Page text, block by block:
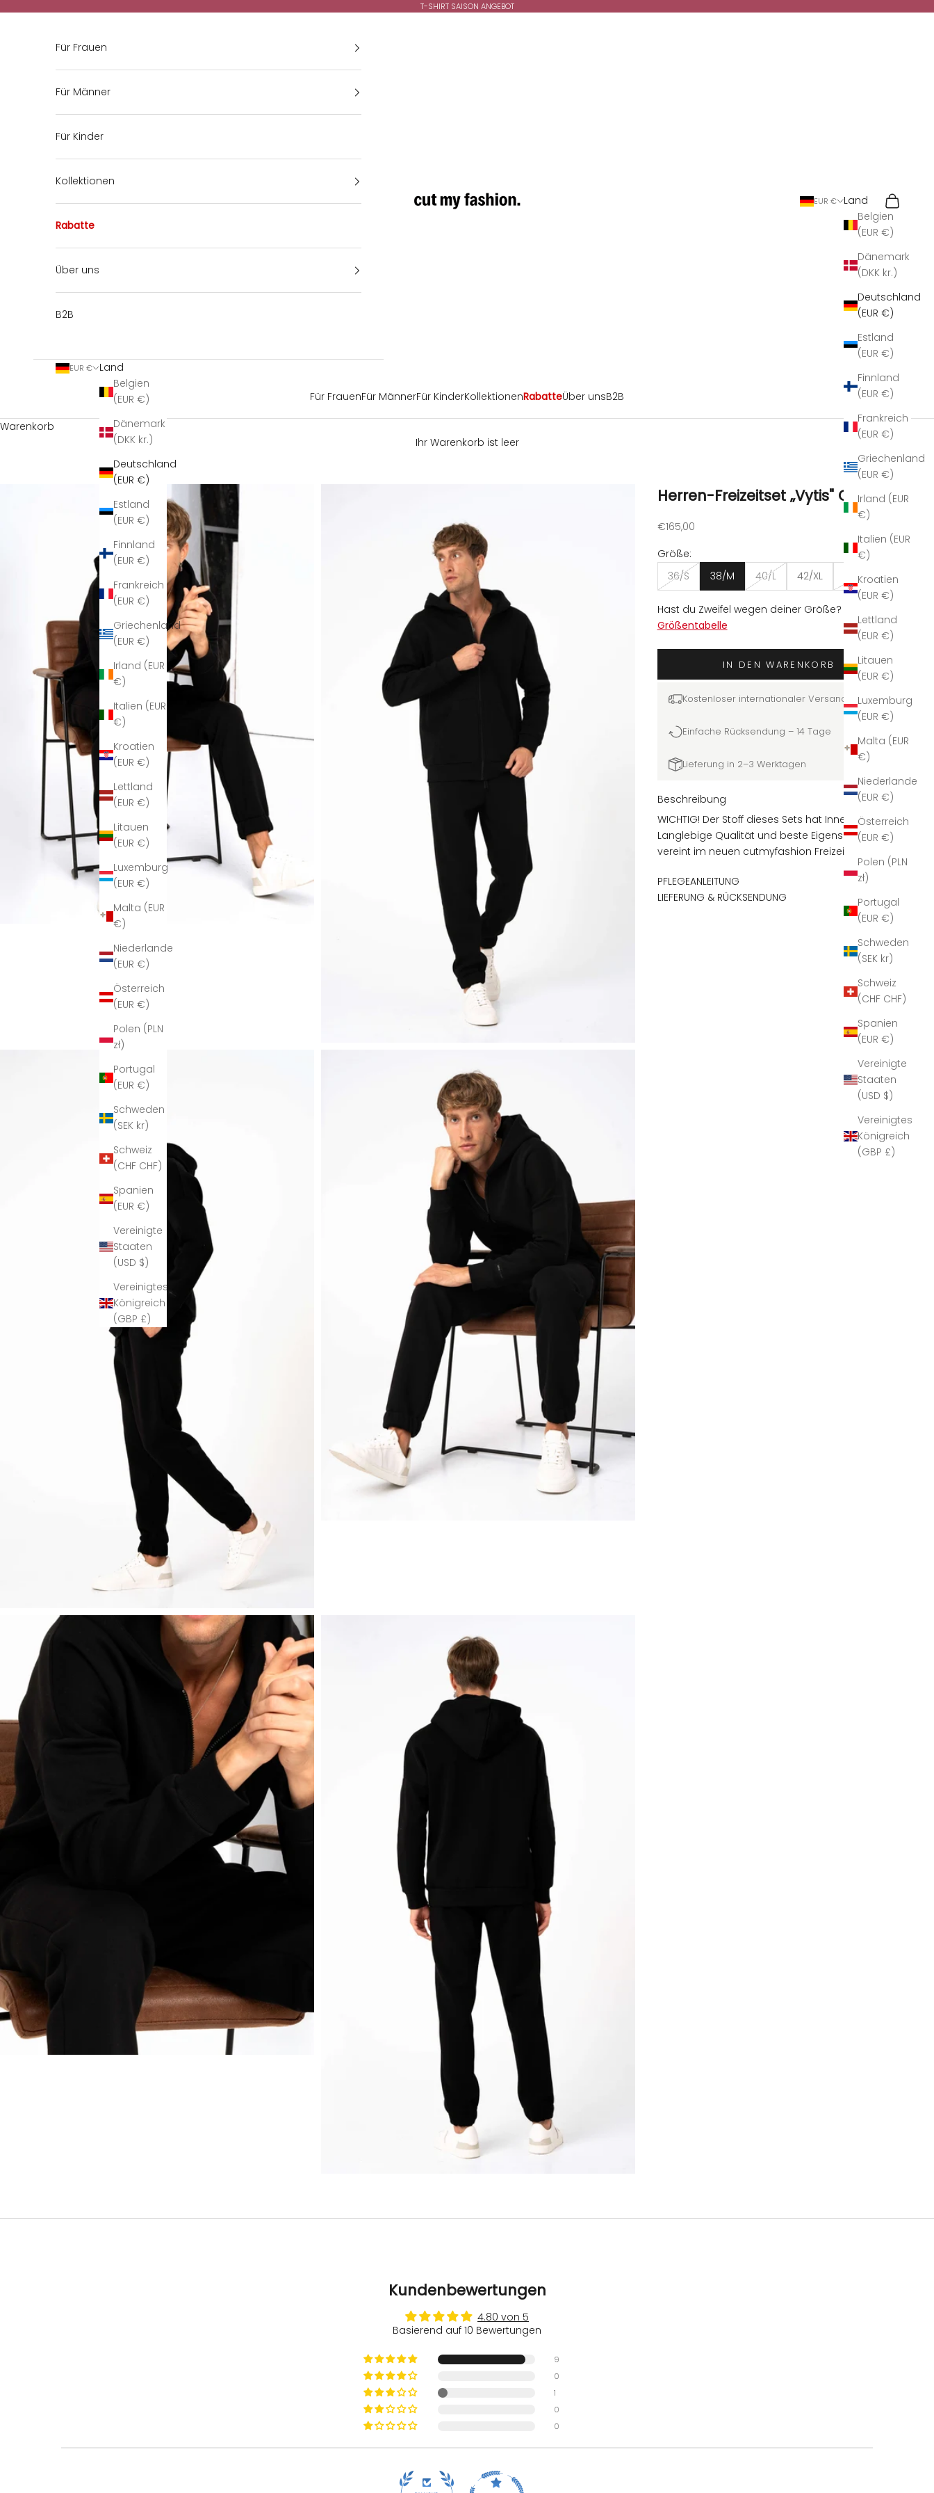
T-SHIRT SAISON ANGEBOT
cutmyfashion
Für FrauenFür MännerFür KinderKollektionenRabatteÜber unsB2B
EUR €
Land
Belgien
(EUR €)
Dänemark
(DKK kr.)
Deutschland
(EUR €)
Estland
(EUR €)
Finnland
(EUR €)
Frankreich
(EUR €)
Griechenland
(EUR €)
Irland (EUR
€)
Italien (EUR
€)
Kroatien
(EUR €)
Lettland
(EUR €)
Litauen
(EUR €)
Luxemburg
(EUR €)
Malta (EUR
€)
Niederlande
(EUR €)
Österreich
(EUR €)
Polen (PLN
zł)
Portugal
(EUR €)
Schweden
(SEK kr)
Schweiz
(CHF CHF)
Spanien
(EUR €)
Vereinigte
Staaten
(USD $)
Vereinigtes
Königreich
(GBP £)
Suchen
Für Frauen
Für Männer
Für Kinder
Kollektionen
Rabatte
Über uns
B2B
EUR €
Land
Belgien
(EUR €)
Dänemark
(DKK kr.)
Deutschland
(EUR €)
Estland
(EUR €)
Finnland
(EUR €)
Frankreich
(EUR €)
Griechenland
(EUR €)
Irland (EUR
€)
Italien (EUR
€)
Kroatien
(EUR €)
Lettland
(EUR €)
Litauen
(EUR €)
Luxemburg
(EUR €)
Malta (EUR
€)
Niederlande
(EUR €)
Österreich
(EUR €)
Polen (PLN
zł)
Portugal
(EUR €)
Schweden
(SEK kr)
Schweiz
(CHF CHF)
Spanien
(EUR €)
Vereinigte
Staaten
(USD $)
Vereinigtes
Königreich
(GBP £)
Warenkorb
Ihr Warenkorb ist leer
Herren-Freizeitset „Vytis" CMF303
Angebot
€165,00
Größe:
36/S
38/M 40/L 42/XL 44/XXL
Hast du Zweifel wegen deiner Größe?
Größentabelle
IN DEN WARENKORB
Kostenloser internationaler Versand
Einfache Rücksendung – 14 Tage
Lieferung in 2–3 Werktagen
Beschreibung
WICHTIG! Der Stoff dieses Sets hat Innenfleece.
Langlebige Qualität und beste Eigenschaften
vereint im neuen cutmyfashion Freizeitset
„Vytis". Mit mehreren neuen Designlösungen,
die dieses Modell besonders machen – ein
Set, das stilsicher und bequem zugleich ist.
Das Set Das Set besteht aus einem Zip-
Seitentaschen. Der Zip-Hoodie lässt sich offen
oder geschlossen tragen. Beide Teile können
Innenfleece – warm, angenehm auf der Haut,
heizt nicht auf. Hält nicht ein und lässt volle
Sicherheitsanforderungen und haben keine
PFLEGEANLEITUNG
LIEFERUNG & RÜCKSENDUNG
Kundenbewertungen
4.80 von 5
Basierend auf 10 Bewertungen
9
0
1
0
0